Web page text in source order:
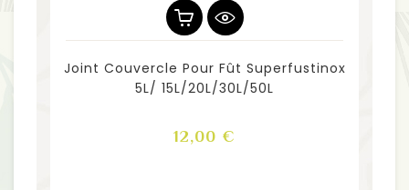
Joint Couvercle Pour Fût Superfustinox
5L/ 15L/20L/30L/50L
12,00 €